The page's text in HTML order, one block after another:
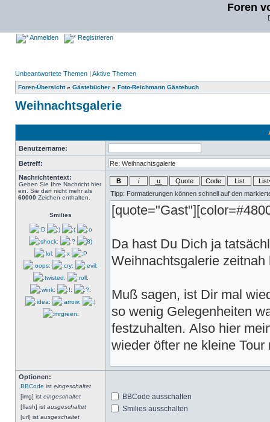
Foren
Anmelden Registrieren
Unbeantwortete Themen | Aktive Themen
Foren-Übersicht» Gästebücher » Foto-Reichmann Gästebuch
Weihnachtsgalerie
Benutzername:
Betreff:
Nachrichtentext:
Geben Sie Ihre Nachricht hier
ein. Sie darf nicht mehr als
60000 Zeichen enthalten.
Smilies
Optionen:
BBCode ist eingeschaltet
[img] ist eingeschaltet
[flash] ist ausgeschaltet
[url] ist ausgeschaltet
BBCode ausschalten
Smilies ausschalten